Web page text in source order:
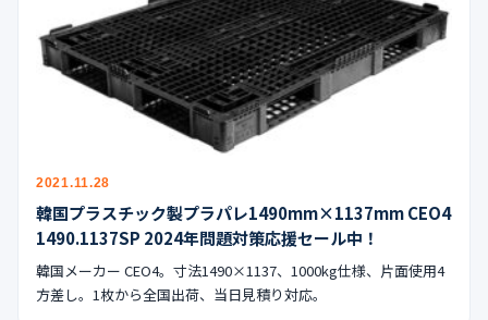
中古パレット
再生原料
公式ブログ
会社案内
2021.11.28
韓国プラスチック製プラパレ1490mm×1137mm CEO4
1490.1137SP 2024年問題対策応援セール中！
韓国メーカー CEO4。寸法1490×1137、1000kg仕様、片面使用4
方差し。1枚から全国出荷、当日見積り対応。